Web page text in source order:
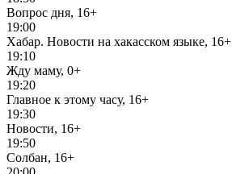
Вопрос дня, 16+
19:00
Хабар. Новости на хакасском языке, 16+
19:10
Жду маму, 0+
19:20
Главное к этому часу, 16+
19:30
Новости, 16+
19:50
Солбан, 16+